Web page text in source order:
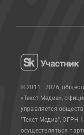
© 2011—2026,
«Текст Медиа»,
управляется
"Текст Медиа", ОГРН
осуществляться